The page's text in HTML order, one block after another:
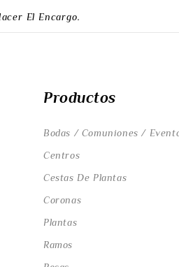
El Encargo.
Productos
Bodas / Comuniones /
Centros
Cestas De Plantas
Coronas
Plantas
Ramos